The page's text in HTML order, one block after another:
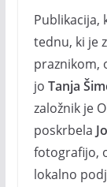
Publikacija,
tednu, ki je
praznikom,
jo Tanja
založnik je
poskrbela
fotografijo,
lokalno